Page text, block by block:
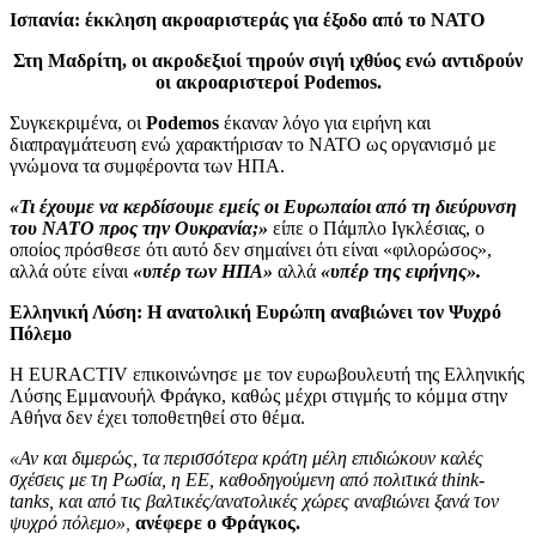
Ισπανία: έκκληση ακροαριστεράς για έξοδο από το ΝΑΤΟ
Στη Μαδρίτη, οι ακροδεξιοί τηρούν σιγή ιχθύος ενώ αντιδρούν
οι ακροαριστεροί Podemos.
Συγκεκριμένα, οι Podemos έκαναν λόγο για ειρήνη και
διαπραγμάτευση ενώ χαρακτήρισαν το ΝΑΤΟ ως οργανισμό με
γνώμονα τα συμφέροντα των ΗΠΑ.
«Τι έχουμε να κερδίσουμε εμείς οι Ευρωπαίοι από τη διεύρυνση
του ΝΑΤΟ προς την Ουκρανία;» είπε ο Πάμπλο Ιγκλέσιας, ο
οποίος πρόσθεσε ότι αυτό δεν σημαίνει ότι είναι «φιλορώσος»,
αλλά ούτε είναι «υπέρ των ΗΠΑ» αλλά «υπέρ της ειρήνης».
Ελληνική Λύση: Η ανατολική Ευρώπη αναβιώνει τον Ψυχρό
Πόλεμο
Η EURACTIV επικοινώνησε με τον ευρωβουλευτή της Ελληνικής
Λύσης Εμμανουήλ Φράγκο, καθώς μέχρι στιγμής το κόμμα στην
Αθήνα δεν έχει τοποθετηθεί στο θέμα.
«Αν και διμερώς, τα περισσότερα κράτη μέλη επιδιώκουν καλές
σχέσεις με τη Ρωσία, η ΕΕ, καθοδηγούμενη από πολιτικά think-
tanks, και από τις βαλτικές/ανατολικές χώρες αναβιώνει ξανά τον
ψυχρό πόλεμο» ανέφερε ο Φράγκος.